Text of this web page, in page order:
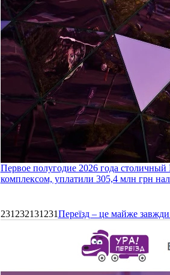
Первое полугодие 2026 года
комплексом, уплатили 305,4 млн грн
231232131231Переїзд – це майже